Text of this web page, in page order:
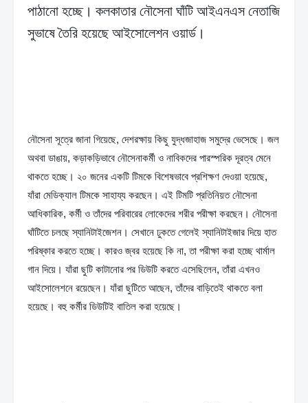
পাঠানো হচ্ছে। কলকাতার নৌসেনা ঘাঁটি আইএনএস নেতাজি
সুভাষে তৈরি হয়েছে আইসোলেশন ওয়ার্ড।
নৌসেনা সূত্রে জানা গিয়েছে, দেশরক্ষায় কিছু যুদ্ধজাহাজ সমুদ্রে ভেসেছে। জল
অথবা ডাঙায়, কড়াকড়িভাবে নৌসেনাকর্মী ও নাবিকদের পারস্পরিক দূরত্ব মেনে
থাকতে হচ্ছে। ২০ জনের একটি টিমকে বিশেষভাবে প্রশিক্ষণ দেওয়া হয়েছে,
যাঁরা মেডিক্যাল টিমকে সাহায্য করছেন। এই টিমটি প্রতিনিয়ত নৌসেনা
আধিকারিক, কর্মী ও তাঁদের পরিবারের লোকেদের শরীর পরীক্ষা করছেন। নৌসেনা
ঘাঁটিতে চলছে স্যানিটাইজেশন। সেখানে ঢুকতে গেলেই স্যানিটাইজার দিয়ে হাত
পরিষ্কার করতে হচ্ছে। কারও জ্বর হয়েছে কি না, তা পরীক্ষা করা হচ্ছে থার্মাল
গান দিয়ে। যাঁরা ছুটি কাটানোর পর ডিউটি করতে এসেছিলেন, তাঁরা এখনও
আইসোলেশনে রয়েছেন। যাঁরা ছুটিতে আছেন, তাঁদের বাড়িতেই থাকতে বলা
হয়েছে। বহু কর্মীর ডিউটিই বাতিল করা হয়েছে।